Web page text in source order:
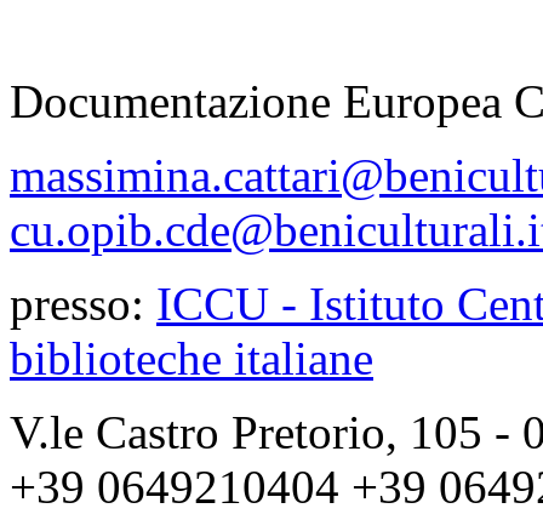
Documentazione Europea
presso: ICCU - Istituto
biblioteche italiane
V.le Castro Pretorio, 105 -
+39 0649210404 +39